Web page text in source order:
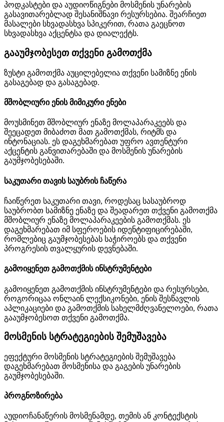
პოდკასტები და აუდიოწიგნები მოსმენის უნარების
გასავითარებლად შესანიშნავი რესურსებია. შეარჩიეთ
მასალები სხვადასხვა სპიკერით, რათა გაეცნოთ
სხვადასხვა აქცენტსა და დიალექტს.
გააუმჯობესეთ თქვენი გამოთქმა
ზუსტი გამოთქმა აუცილებელია თქვენი სამიზნე ენის
გასაგებად და გასაგებად.
მშობლიური ენის მიმიკური ენები
მოუსმინეთ მშობლიურ ენაზე მოლაპარაკეებს და
შეეცადეთ მიბაძოთ მათ გამოთქმას, რიტმს და
ინტონაციას. ეს დაგეხმარებათ უფრო ავთენტური
აქცენტის განვითარებაში და მოსმენის უნარების
გაუმჯობესებაში.
საკუთარი თავის საუბრის ჩაწერა
ჩაიწერეთ საკუთარი თავი, როდესაც სასაუბროდ
საუბრობთ სამიზნე ენაზე და შეადარეთ თქვენი გამოთქმა
მშობლიურ ენაზე მოლაპარაკეების გამოთქმას. ეს
დაგეხმარებათ იმ სფეროების იდენტიფიცირებაში,
რომლებიც გაუმჯობესებას საჭიროებს და თქვენი
პროგრესის თვალყურის დევნებაში.
გამოიყენეთ გამოთქმის ინსტრუმენტები
გამოიყენეთ გამოთქმის ინსტრუმენტები და რესურსები,
როგორიცაა ონლაინ ლექსიკონები, ენის შესწავლის
აპლიკაციები და გამოთქმის სახელმძღვანელოები, რათა
გააუმჯობესოთ თქვენი გამოთქმა.
მოსმენის სტრატეგიების შემუშავება
ეფექტური მოსმენის სტრატეგიების შემუშავება
დაგეხმარებათ მოსმენისა და გაგების უნარების
გაუმჯობესებაში.
პროგნოზირება
აუდიოჩანაწერის მოსმენამდე, თემის ან კონტექსტის